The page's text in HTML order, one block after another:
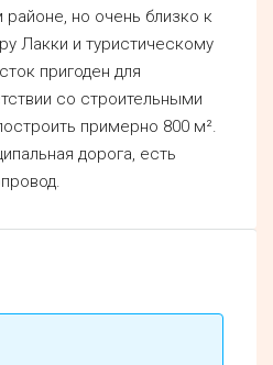
но очень близко к
Лакки и туристическому
пригоден для
со строительными
примерно 800 м².
дорога, есть